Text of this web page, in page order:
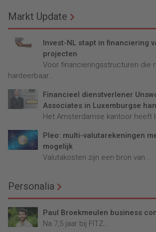
Markt Update
Invest-NL stapt in financiering
projecten
Voor financieringsstructuren die
hanteerbaar...
Financieel dienstverlener
Associates in Luxemburgse
Het Amsterdamse kantoor heeft
Pleo: multi-valutarekeningen
mogelijk
Valutakosten zijn een bron van...
Personalia
Paul Broekmeulen business
Na 7,5 jaar bij FITZ...